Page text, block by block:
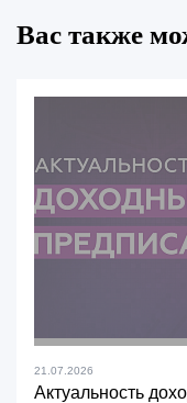
Вас также
21.07.2026
Актуальность